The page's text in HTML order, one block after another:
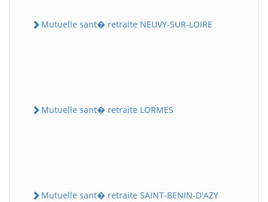
Mutuelle sant� retraite NEUVY-SUR-LOIRE
Mutuelle sant� retraite LORMES
Mutuelle sant� retraite SAINT-BENIN-D'AZY